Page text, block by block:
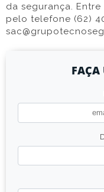
da segurança.
pelo telefone (62)
FAÇA